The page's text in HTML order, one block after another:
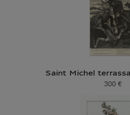
Saint Michel
Prix ​​actuel
300 €